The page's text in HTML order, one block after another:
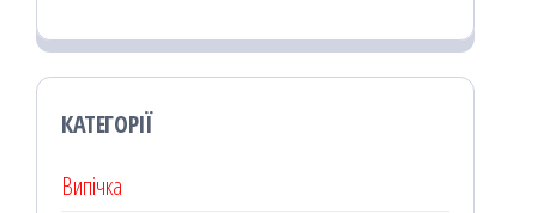
КАТЕГОРІЇ
Випічка